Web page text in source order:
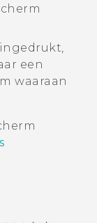
een
waaraan